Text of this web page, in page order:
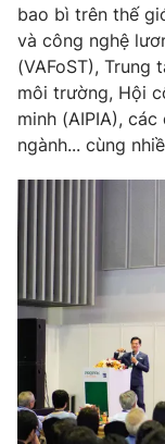
bao bì trên thế
và công nghệ
(VAFoST), Trung
môi trường, Hội
minh (AIPIA),
ngành... cùng